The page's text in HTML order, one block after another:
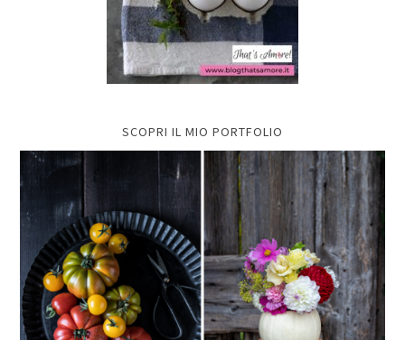
SCOPRI IL MIO PORTFOLIO